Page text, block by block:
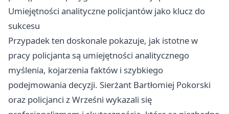
Umiejętności analityczne policjantów jako klucz do
sukcesu
Przypadek ten doskonale pokazuje, jak istotne w
pracy policjanta są umiejętności analitycznego
myślenia, kojarzenia faktów i szybkiego
podejmowania decyzji. Sierżant Bartłomiej Pokorski
oraz policjanci z Wrześni wykazali się